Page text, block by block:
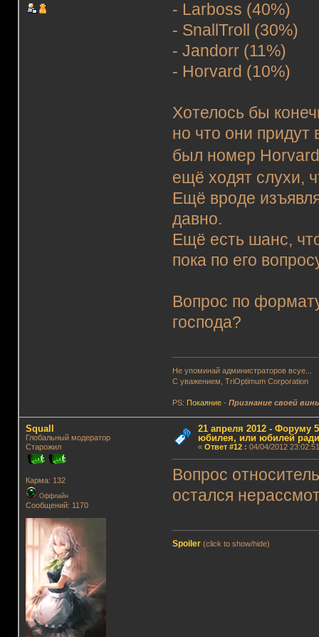
- Larboss (40%)
- SnallTroll (30%)
- Jandorr (11%)
- Horvard (10%)
Хотелось бы
но что они
был номер
ещё ходят слухи,
Ещё вроде
давно.
Ещё есть шанс,
пока по его
Вопрос по
господа?
Не упоминай администраторов всуе...
С уважением, TriOptimum Corporation
PS: Покаяние -Признание своей
Squall
Глобальный модератор
Старожил
Карма: 132
Оффлайн
Сообщений: 1170
21 апреля 2012 - Форуму
юбилея, или юбилей
« Ответ #12: 04/04/2012
Вопрос
остался
Spoiler (click to show/hide)